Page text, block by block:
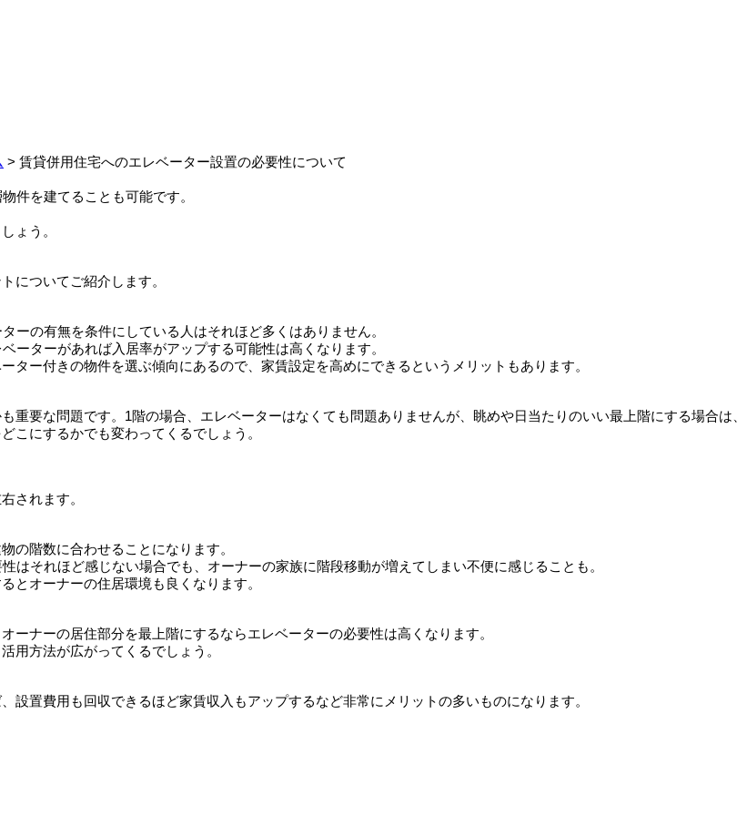
> 賃貸併用住宅へのエレベーター設置の必要性について
件を建てることも可能です。
ょう。
についてご紹介します。
ーの有無を条件にしている人はそれほど多くはありません。
ーターがあれば入居率がアップする可能性は高くなります。
ー付きの物件を選ぶ傾向にあるので、家賃設定を高めにできるというメリットもあります。
要な問題です。1階の場合、エレベーターはなくても問題ありませんが、眺めや日当たりのいい最上階にする場合は、
こにするかでも変わってくるでしょう。
されます。
の階数に合わせることになります。
それほど感じない場合でも、オーナーの家族に階段移動が増えてしまい不便に感じることも。
とオーナーの住居環境も良くなります。
ナーの居住部分を最上階にするならエレベーターの必要性は高くなります。
用方法が広がってくるでしょう。
置費用も回収できるほど家賃収入もアップするなど非常にメリットの多いものになります。